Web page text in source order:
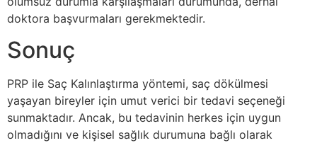
doktora başvurmaları gerekmektedir.
Sonuç
PRP ile Saç Kalınlaştırma yöntemi, saç dökülmesi
yaşayan bireyler için umut verici bir tedavi seçeneği
sunmaktadır. Ancak, bu tedavinin herkes için uygun
olmadığını ve kişisel sağlık durumuna bağlı olarak